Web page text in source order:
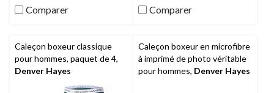
Comparer Comparer
Caleçon boxeur classique
pour hommes, paquet de 4,
Denver Hayes
Caleçon boxeur en microfibre
à imprimé de photo véritable
pour hommes, Denver Hayes